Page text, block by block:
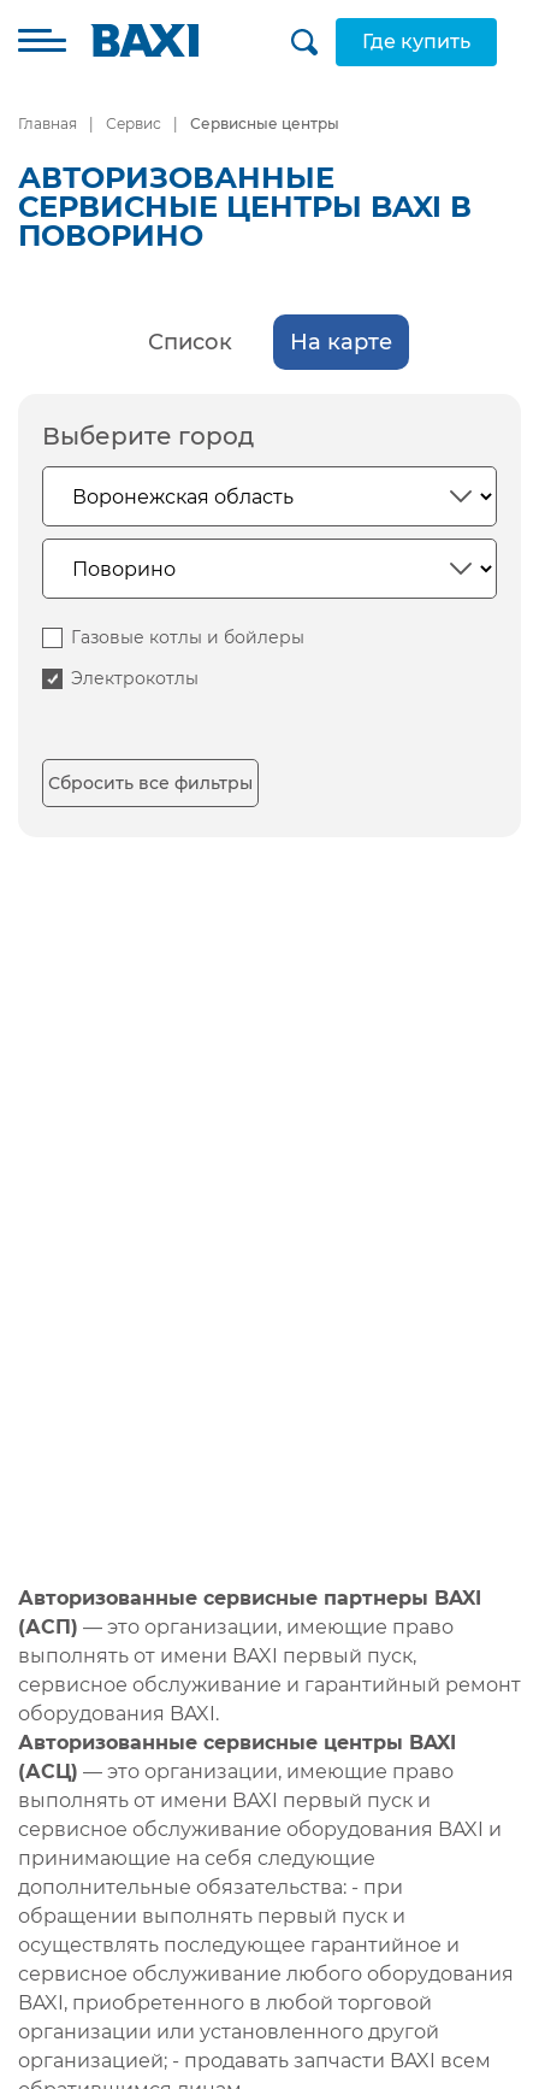
Где купить
Главная Сервис Сервисные центры
АВТОРИЗОВАННЫЕ
СЕРВИСНЫЕ ЦЕНТРЫ BAXI В
ПОВОРИНО
Список На карте
Выберите город
Газовые котлы и бойлеры
Электрокотлы
Сбросить все фильтры
Авторизованные сервисные партнеры BAXI
(АСП) — это организации, имеющие право
выполнять от имени BAXI первый пуск,
сервисное обслуживание и гарантийный ремонт
оборудования BAXI.
Авторизованные сервисные центры BAXI
(АСЦ) — это организации, имеющие право
выполнять от имени BAXI первый пуск и
сервисное обслуживание оборудования BAXI и
принимающие на себя следующие
дополнительные обязательства: - при
обращении выполнять первый пуск и
осуществлять последующее гарантийное и
сервисное обслуживание любого оборудования
BAXI, приобретенного в любой торговой
организации или установленного другой
организацией; - продавать запчасти BAXI всем